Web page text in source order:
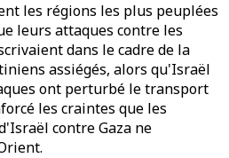
les régions les plus peuplées
leurs attaques contre les
dans le cadre de la
assiégés, alors qu'Israël
ont perturbé le transport
les craintes que les
contre Gaza ne